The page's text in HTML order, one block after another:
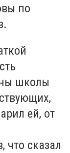
по
школы
ей, от
сказал